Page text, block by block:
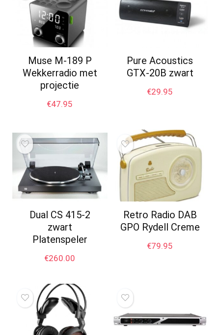
Muse M-189 P
Wekkerradio met
projectie
€47.95
Pure Acoustics
GTX-20B zwart
€29.95
Dual CS 415-2
zwart
Platenspeler
€260.00
Retro Radio DAB
GPO Rydell Creme
€79.95